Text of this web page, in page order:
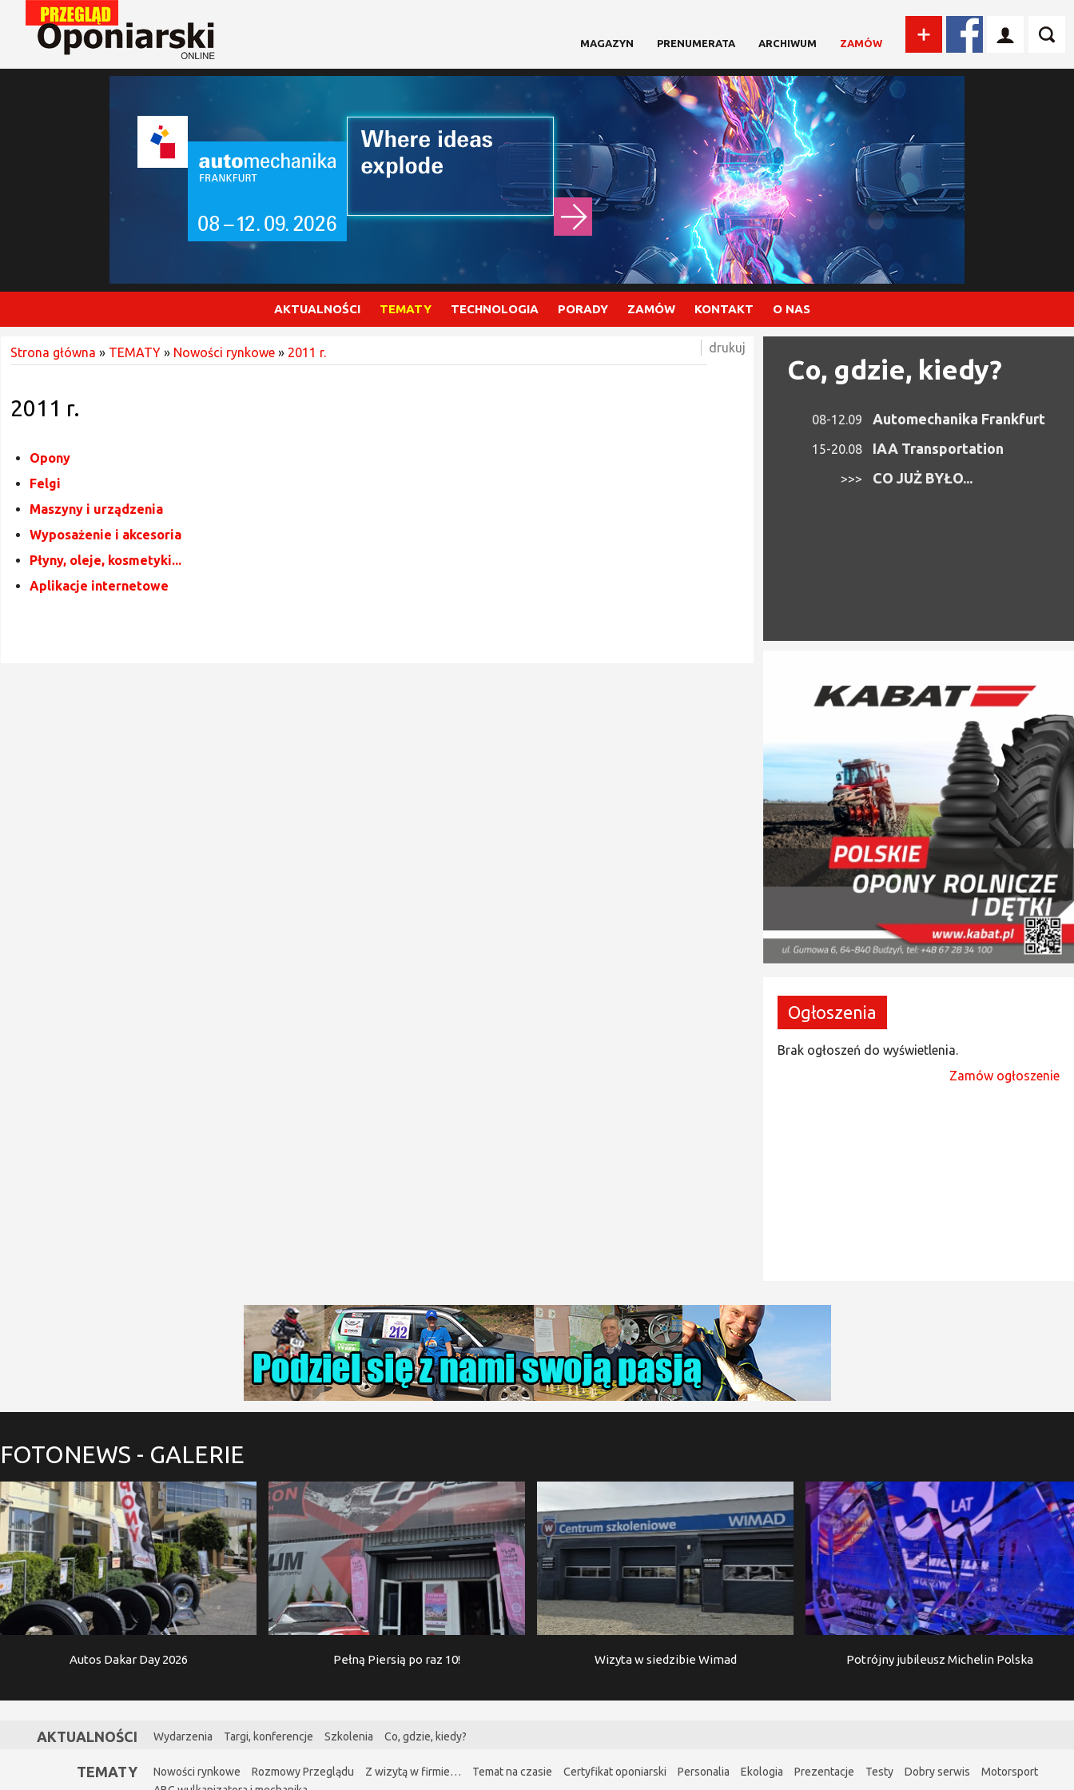
MAGAZYN PRENUMERATA ARCHIWUM ZAMÓW
AKTUALNOŚCI TEMATY TECHNOLOGIA PORADY ZAMÓW KONTAKT O NAS
Strona główna » TEMATY » Nowości rynkowe » 2011 r.
2011 r.
Opony
Felgi
Maszyny i urządzenia
Wyposażenie i akcesoria
Płyny, oleje, kosmetyki...
Aplikacje internetowe
drukuj
Co, gdzie, kiedy?
08-12.09 Automechanika Frankfurt
15-20.08 IAA Transportation
>>> CO JUŻ BYŁO...
Ogłoszenia
Brak ogłoszeń do wyświetlenia.
Zamów ogłoszenie
FOTONEWS - GALERIE
Autos Dakar Day 2026 Pełną Piersią po raz 10! Wizyta w siedzibie Wimad Potrójny jubileusz Michelin Polska
AKTUALNOŚCI Wydarzenia Targi, konferencje Szkolenia Co, gdzie, kiedy?
TEMATY Nowości rynkowe Rozmowy Przeglądu Z wizytą w firmie… Temat na czasie Certyfikat oponiarski Personalia Ekologia Prezentacje Testy Dobry serwis
Motorsport